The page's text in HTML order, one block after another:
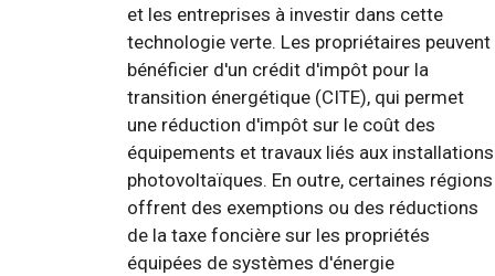
et les entreprises à investir dans cette
technologie verte. Les propriétaires peuvent
bénéficier d'un crédit d'impôt pour la
transition énergétique (CITE), qui permet
une réduction d'impôt sur le coût des
équipements et travaux liés aux installations
photovoltaïques. En outre, certaines régions
offrent des exemptions ou des réductions
de la taxe foncière sur les propriétés
équipées de systèmes d'énergie